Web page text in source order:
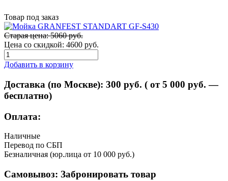
Товар под заказ
Старая цена: 5060 руб.
Цена со скидкой: 4600 руб.
Добавить в корзину
Доставка (по Москве): 300 руб. ( от 5 000 руб. —
бесплатно)
Оплата:
Наличные
Перевод по СБП
Безналичная (юр.лица от 10 000 руб.)
Самовывоз: Забронировать товар